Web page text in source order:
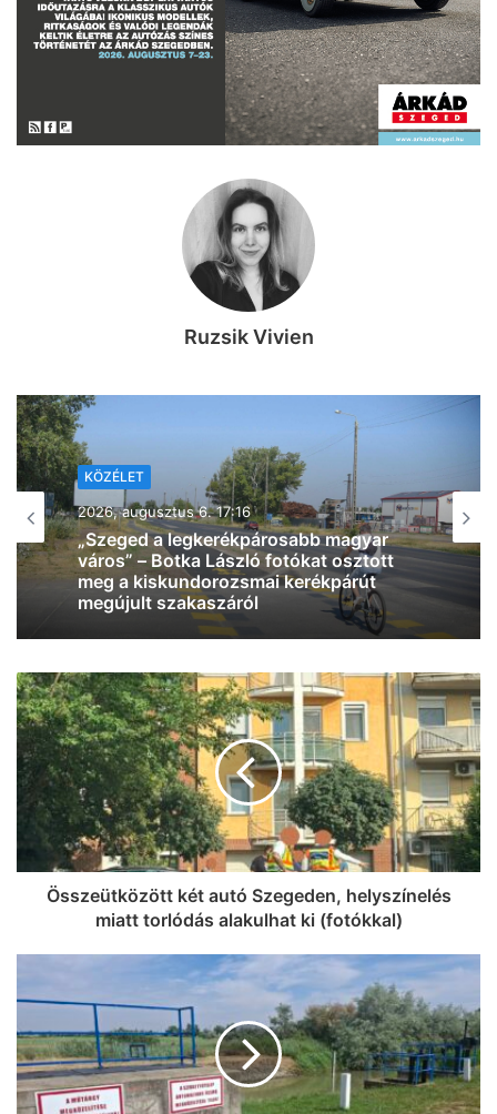
Ruzsik Vivien
KÖZÉLET
2026, augusztus 6. 12:28
Kiderült, mikor választ új köztársasági
elnököt az Országgyűlés
Összeütközött két autó Szegeden, helyszínelés
miatt torlódás alakulhat ki (fotókkal)